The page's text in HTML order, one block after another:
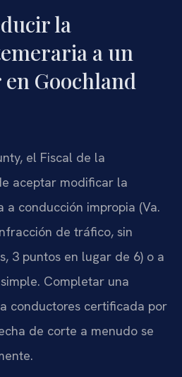
la
a un
Goochland
el Fiscal de la
aceptar modificar la
conducción impropia (Va.
de tráfico, sin
3 puntos en lugar de 6) o a
Completar una
conductores certificada por
de corte a menudo se